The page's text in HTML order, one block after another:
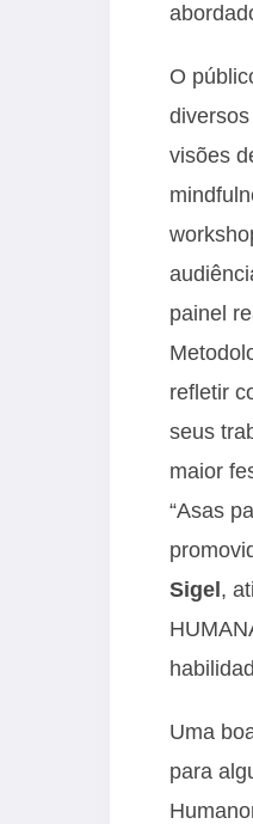
O
visões
painel
refletir
seus
maior
“Asas
Sigel,
Uma
para